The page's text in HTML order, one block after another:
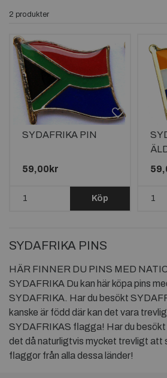
2 produkter
SYDAFRIKA PIN
59,00kr
Köp
SYDAFRIKA PINS
HÄR FINNER DU PINS MED
SYDAFRIKA Du kan här köpa pins
SYDAFRIKA. Har du besökt
kanske är född där kan det vara
SYDAFRIKAS flagga! Har du
det då naturligtvis mycket trevligt att
flaggor från alla dessa länder!